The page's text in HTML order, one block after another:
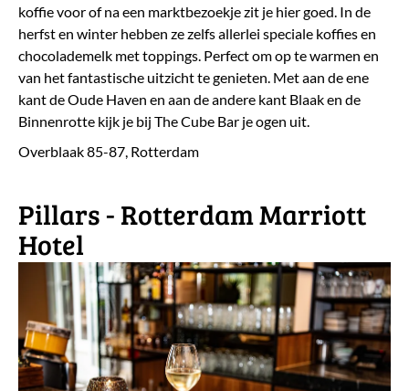
koffie voor of na een marktbezoekje zit je hier goed. In de
herfst en winter hebben ze zelfs allerlei speciale koffies en
chocolademelk met toppings. Perfect om op te warmen en
van het fantastische uitzicht te genieten. Met aan de ene
kant de Oude Haven en aan de andere kant Blaak en de
Binnenrotte kijk je bij The Cube Bar je ogen uit.
Overblaak 85-87, Rotterdam
Pillars - Rotterdam Marriott
Hotel